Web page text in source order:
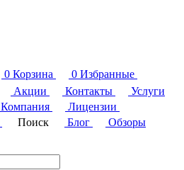
0 Корзина 0 Избранные
Акции Контакты
Услуги
Компания
Лицензии
Поиск Блог
Обзоры